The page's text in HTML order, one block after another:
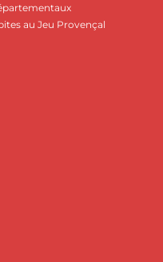
au Jeu Provençal